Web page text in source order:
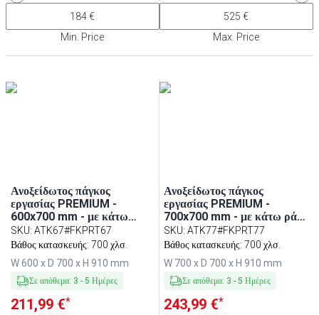
Min. Price Max. Price
Ανοξείδωτος πάγκος
εργασίας PREMIUM -
600x700 mm - με κάτω
ράφι - περιλαμβάνει πλάκα
κοπής πολυαιθυλενίου
SKU: ATK67#FKPRT67
Βάθος κατασκευής: 700 χλσ.
W 600 x D 700 x H 910 mm
Σε απόθεμα: 3 - 5 Ημέρες
211,99 €*
Ανοξείδωτος πάγκος
εργασίας PREMIUM -
700x700 mm - με κάτω ράφι
- περιλαμβάνει πλάκα κοπής
πολυαιθυλενίου Κόκκινο
SKU:ATK77#FKPRT77
Βάθος κατασκευής: 700 χλσ.
W 700 x D 700 x H 910 mm
Σε απόθεμα: 3 -5 Ημέρες
243,99 €*